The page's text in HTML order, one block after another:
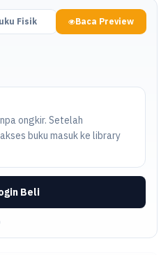
Fisik Baca Preview
ongkir. Setelah
buku masuk ke library
Beli